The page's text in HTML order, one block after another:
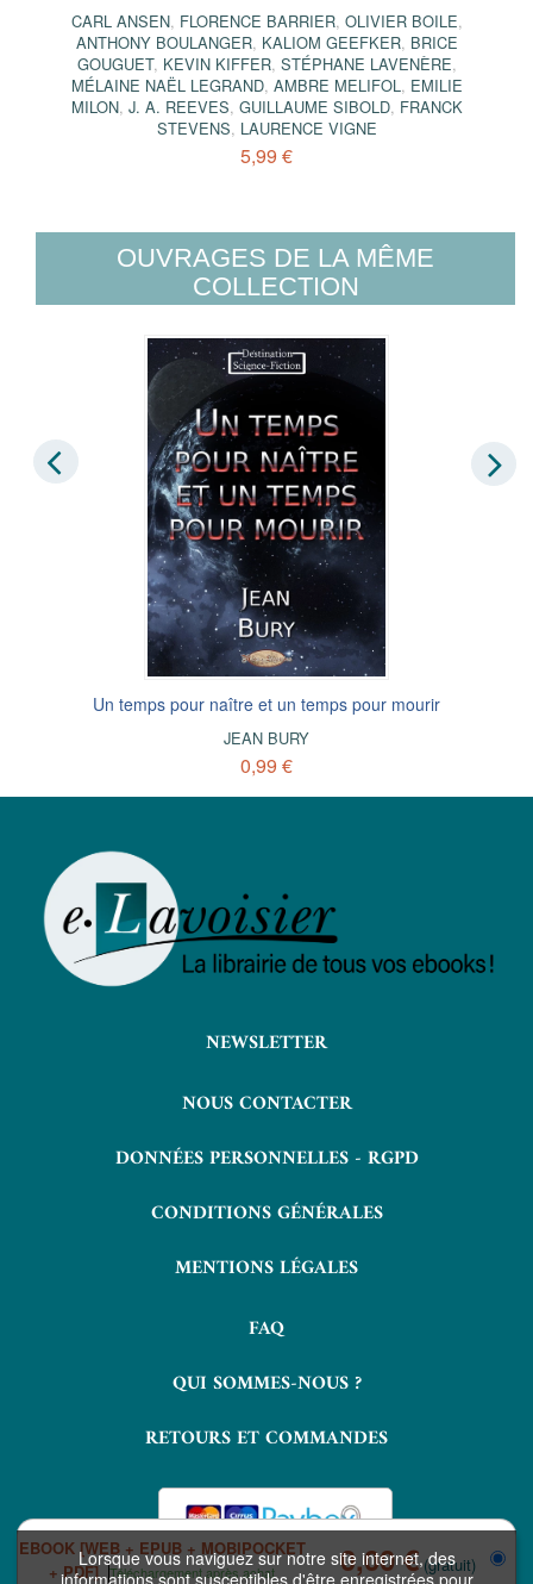
Lorsque vous naviguez sur notre site internet, des
EBOOK [WEB + EPUB + MOBIPOCKET
+ PDF] Téléchargement après achat 0,00 € (gratuit)
CARL ANSEN, FLORENCE BARRIER, OLIVIER BOILE,
ANTHONY BOULANGER, KALIOM GEEFKER, BRICE
GOUGUET, KEVIN KIFFER, STÉPHANE LAVENÈRE,
MÉLAINE NAËL LEGRAND, AMBRE MELIFOL , EMILIE
MILON, J. A. REEVES, GUILLAUME SIBOLD, FRANCK
STEVENS, LAURENCE VIGNE
5,99 €
OUVRAGES DE LA MÊME
COLLECTION
Un temps pour naître et un temps pour mourir
JEAN BURY
0,99 €
NEWSLETTER
NOUS CONTACTER
DONNÉES PERSONNELLES - RGPD
CONDITIONS GÉNÉRALES
MENTIONS LÉGALES
FAQ
QUI SOMMES-NOUS ?
RETOURS ET COMMANDES